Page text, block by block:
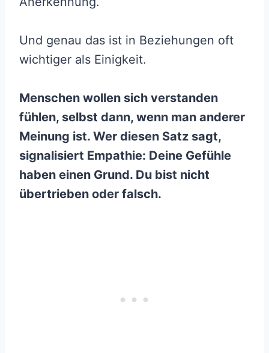
Und genau das ist in Beziehungen oft
wichtiger als Einigkeit.
Menschen wollen sich verstanden
fühlen, selbst dann, wenn man anderer
Meinung ist. Wer diesen Satz sagt,
signalisiert Empathie: Deine Gefühle
haben einen Grund. Du bist nicht
übertrieben oder falsch.